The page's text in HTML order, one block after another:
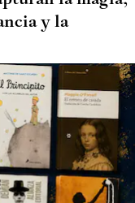
y la